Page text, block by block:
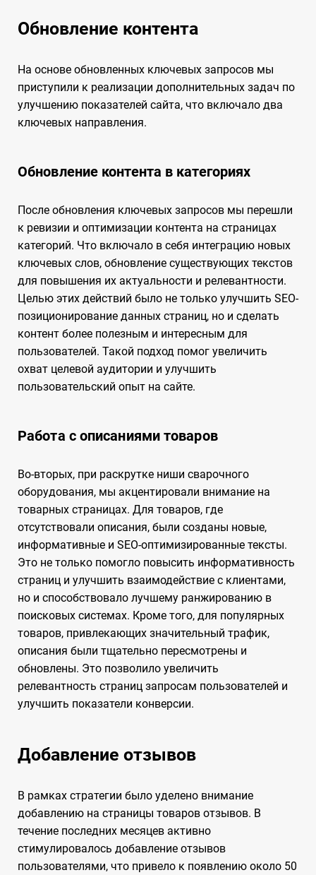
Обновление контента
На основе обновленных ключевых запросов мы
приступили к реализации дополнительных задач по
улучшению показателей сайта, что включало два
ключевых направления.
Обновление контента в категориях
После обновления ключевых запросов мы перешли
к ревизии и оптимизации контента на страницах
категорий. Что включало в себя интеграцию новых
ключевых слов, обновление существующих текстов
для повышения их актуальности и релевантности.
Целью этих действий было не только улучшить SEO-
позиционирование данных страниц, но и сделать
контент более полезным и интересным для
пользователей. Такой подход помог увеличить
охват целевой аудитории и улучшить
пользовательский опыт на сайте.
Работа с описаниями товаров
Во-вторых, при раскрутке ниши сварочного
оборудования, мы акцентировали внимание на
товарных страницах. Для товаров, где
отсутствовали описания, были созданы новые,
информативные и SEO-оптимизированные тексты.
Это не только помогло повысить информативность
страниц и улучшить взаимодействие с клиентами,
но и способствовало лучшему ранжированию в
поисковых системах. Кроме того, для популярных
товаров, привлекающих значительный трафик,
описания были тщательно пересмотрены и
обновлены. Это позволило увеличить
релевантность страниц запросам пользователей и
улучшить показатели конверсии.
Добавление отзывов
В рамках стратегии было уделено внимание
добавлению на страницы товаров отзывов. В
течение последних месяцев активно
стимулировалось добавление отзывов
пользователями, что привело к появлению около 50